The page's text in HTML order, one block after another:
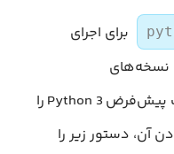
برای اجرای
نسخه‌های
جدید اوبونتو (Ubuntu) به‌صورت پیش‌فرض Python 3 را
آن، دستور زیر را